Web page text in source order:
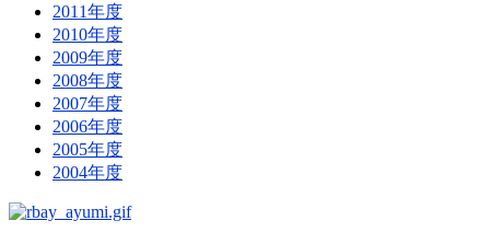
2011年度
2010年度
2009年度
2008年度
2007年度
2006年度
2005年度
2004年度